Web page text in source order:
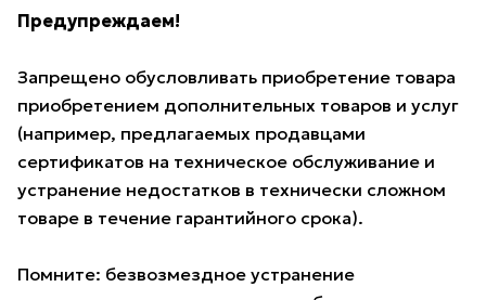
Предупреждаем!
Запрещено обусловливать приобретение товара
приобретением дополнительных товаров и услуг
(например, предлагаемых продавцами
сертификатов на техническое обслуживание и
устранение недостатков в технически сложном
товаре в течение гарантийного срока).
Помните: безвозмездное устранение